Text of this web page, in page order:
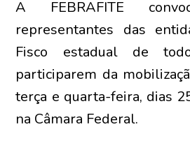
A FEBRAFITE
representantes das
Fisco estadual de
participarem da
terça e quarta-feira, dias
na Câmara Federal.